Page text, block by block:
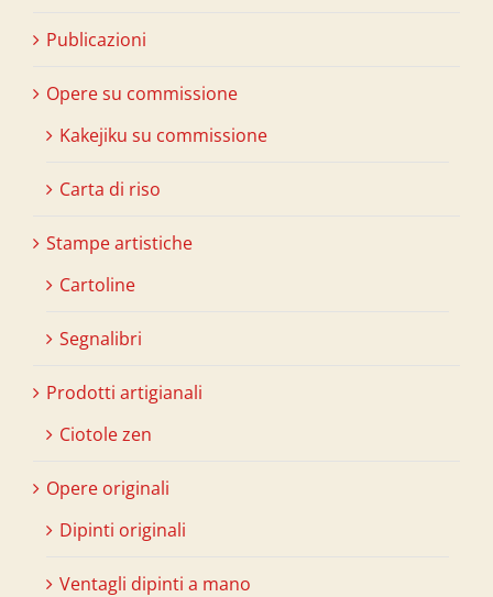
Publicazioni
Opere su commissione
Kakejiku su commissione
Carta di riso
Stampe artistiche
Cartoline
Segnalibri
Prodotti artigianali
Ciotole zen
Opere originali
Dipinti originali
Ventagli dipinti a mano